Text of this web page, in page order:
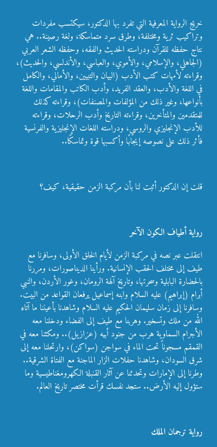
خريج الرواية المعرفية التي تفرد بها الدكتور، سيكتسب مفردات
وتراكيب ثرية ومختلفة، وطرق سرد متماسكة، ولغة رصينة.. هي
نتاج حفظه للقرآن ودراسته الحديث والفقه، وحفظه الشعر العربي
(الجاهلي، والإسلامي، والأموي، والعباسي، والأندلسي، والحديث)،
وقراءته لأمهات كتب الأدب (البيان والتبيين، والأمالي، والكامل
في اللغة والأدب، والعقد الفريد، وأدب الكاتب والمقامات واللغة
بأنواعها، وغير ذلك من المؤلفات والمصنفات)، وقراءته كذلك
للمتقدمين والمتأخرين، وقراءته التاريخ وأدب الرحلات، وقراءته
للأدب الإنجليزي والروسي، ودراسته اللغات الإنجليزية والفرنسية
فأثر ذلك على نصوصه إيجابًا وأكسبها قوة وتماسكًا..
قلت إن الدكتور أثبت لنا بأن مركبة الزمن حقيقية، كيف؟
رواية أطياف الكون الآخر
انتقلت عبر نصه في مركبة الزمن لأيام الخلق الأولى، وسافرنا مع
طيف إلى مختلف الحقب الإنسانية. ورأينا الديناصورات، ومررنا
بالحضارة البابلية وسحرتها، وتاريخ آلهة الرومان، وغور الأردن، والنبي
أبرام (إبراهيم) عليه السلام وابنه إسماعيل يرفعان القواعد من البيت.
وسافرنا إلى زمان سليمان الحكيم عليه السلام وشاهدنا بأعيننا ما آتاه
الله من ملك وتسخير. وهربنا مع طيف إلى الفضاء ودخلنا معه
الأجرام السماوية هرب من جنود أبيه (عزازيل).. ومكثنا معه في
القمقم مسجوناً تحت الماء في سواجن (سواكن)، وارتحلنا معه إلى
شرق السودان، وشاهدنا حفلات الزار الماجنة مع الفتاة الشرقية..
وطرنا إلى الإمارات وتحدثنا عن آثار القنبلة الكهرومغناطيسية وما
ستؤول إليه الأرض.. ستجد نفسك قرأت مختصر تاريخ العالم.
رواية ترجمان الملك